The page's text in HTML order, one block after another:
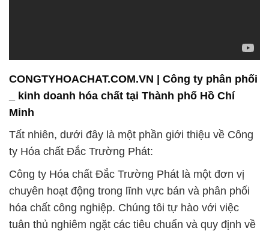
Tất nhiên, dưới đây là một phần giới thiệu về Công
ty Hóa chất Đắc Trường Phát:
Công ty Hóa chất Đắc Trường Phát là một đơn vị
chuyên hoạt động trong lĩnh vực bán và phân phối
hóa chất công nghiệp. Chúng tôi tự hào với việc
tuân thủ nghiêm ngặt các tiêu chuẩn và quy định về
nguyên liệu, cam kết mang đến sản phẩm với mức
độ tinh khiết và an toàn tối ưu.
Với chúng tôi, chất lượng là yếu tố hàng đầu quyết
định thành công của mọi dự án và doanh nghiệp.